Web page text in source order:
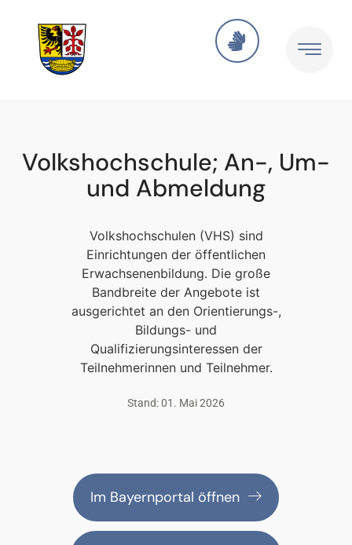
Volkshochschule; An-, Um-
und Abmeldung
Volkshochschulen (VHS) sind
Einrichtungen der öffentlichen
Erwachsenenbildung. Die große
Bandbreite der Angebote ist
ausgerichtet an den Orientierungs-,
Bildungs- und
Qualifizierungsinteressen der
Teilnehmerinnen und Teilnehmer.
Stand: 01. Mai 2026
Im Bayernportal öffnen